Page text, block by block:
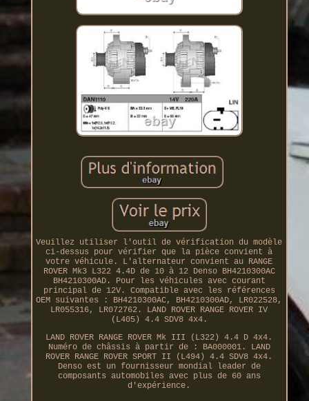
Veuillez utiliser l'outil de vérification du modèle
ci-dessus pour vérifier que la pièce convient à
votre véhicule. L'alternateur convient au RANGE
ROVER Mk3 L322 4.4D de 10 à 12 Denso BH4210300AC
BH4210300AD. Pour les véhicules avec courant
principal de 12V. Compatible avec les références
OEM suivantes : BH4210300AC, BH4210300AD, LR022528,
LR055316, LR072762. LAND ROVER RANGE ROVER IV
(L405) 4.4 SDV8 4x4.
LAND ROVER RANGE ROVER Mk III (L322) 4.4 D 4x4.
Numéro de châssis à partir de : BA000001. LAND
ROVER RANGE ROVER SPORT II (L494) 4.4 SDV8 4x4.
Denso est un fournisseur mondial leader de
composants automobiles avec plus de 60 ans
d'expérience.